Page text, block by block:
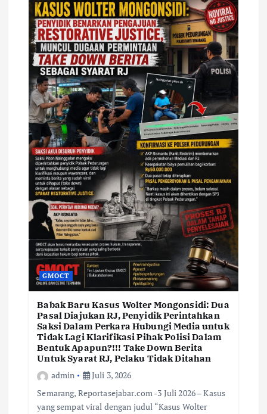
GMOCT
Babak Baru Kasus Wolter Mongonsidi: Dua
Pasal Diajukan RJ, Penyidik Perintahkan
Saksi Dalam Perkara Hubungi Media untuk
Tidak Lagi Klarifikasi Pihak Polisi Dalam
Bentuk Apapun?!!! Take Down Berita
Untuk Syarat RJ, Pelaku Tidak Ditahan
admin
Juli 3, 2026
Semarang, Reportasejabar.com -3 Juli 2026 – Kasus
yang sempat viral dengan judul “Kasus Wolter